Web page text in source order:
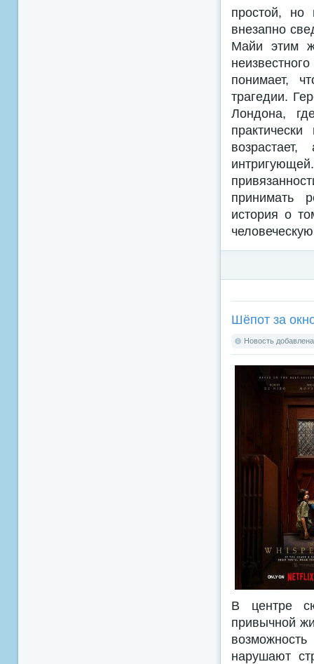
простой, но
внезапно
Майи этим
понимает,
трагедии.
Лондона,
принимать
история о
Шёпот за
Новость
В центре
привычной
нарушают